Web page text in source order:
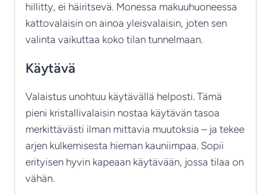
hillitty, ei häiritsevä. Monessa makuuhuoneessa
kattovalaisin on ainoa yleisvalaisin, joten sen
valinta vaikuttaa koko tilan tunnelmaan.
Käytävä
Valaistus unohtuu käytävällä helposti. Tämä
pieni kristallivalaisin nostaa käytävän tasoa
merkittävästi ilman mittavia muutoksia – ja tekee
arjen kulkemisesta hieman kauniimpaa. Sopii
erityisen hyvin kapeaan käytävään, jossa tilaa on
vähän.